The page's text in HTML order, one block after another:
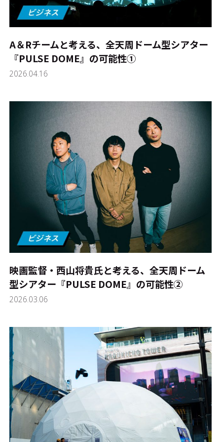
A＆Rチームと考える、全天周ドーム型シアター
『PULSE DOME』の可能性①
2026.04.16
映画監督・西山将貴氏と考える、全天周ドーム
型シアター『PULSE DOME』の可能性➁
2026.03.06